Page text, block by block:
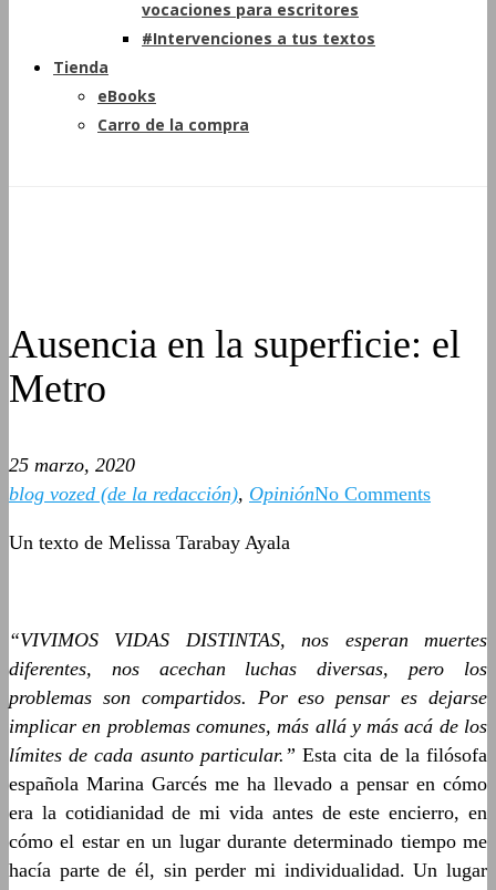
vocaciones para escritores
#Intervenciones a tus textos
Tienda
eBooks
Carro de la compra
Ausencia en la superficie: el
Metro
25 marzo, 2020
blog vozed (de la redacción), OpiniónNo Comments
Un texto de Melissa Tarabay Ayala
“VIVIMOS VIDAS DISTINTAS, nos esperan muertes
diferentes, nos acechan luchas diversas, pero los
problemas son compartidos. Por eso pensar es dejarse
implicar en problemas comunes, más allá y más acá de los
límites de cada asunto particular.” Esta cita de la filósofa
española Marina Garcés me ha llevado a pensar en cómo
era la cotidianidad de mi vida antes de este encierro, en
cómo el estar en un lugar durante determinado tiempo me
hacía parte de él, sin perder mi individualidad. Un lugar